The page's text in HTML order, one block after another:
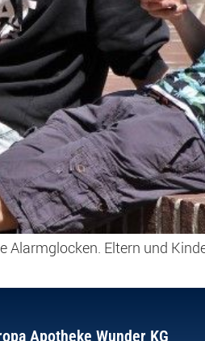
Eltern und
Apotheke Wunder KG